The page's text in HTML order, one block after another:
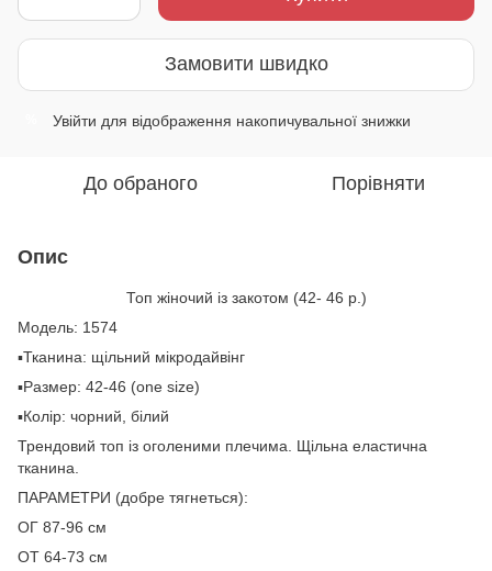
Замовити швидко
Увійти для відображення накопичувальної знижки
До обраного Порівняти
Опис
Топ жіночий із закотом (42- 46 р.)
Модель: 1574
▪️Тканина: щільний мікродайвінг
▪️Размер: 42-46 (one size)
▪️Колір: чорний, білий
Трендовий топ із оголеними плечима. Щільна еластична
тканина.
ПАРАМЕТРИ (добре тягнеться):
ОГ 87-96 см
ОТ 64-73 см